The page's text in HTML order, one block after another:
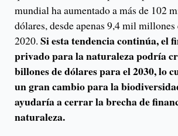
mundial ha aumentado a más de 102
dólares, desde apenas 9,4 mil millones
2020. Si esta tendencia continúa, el
privado para la naturaleza podría
billones de dólares para el 2030, lo
un gran cambio para la
ayudaría a cerrar la brecha de
naturaleza.